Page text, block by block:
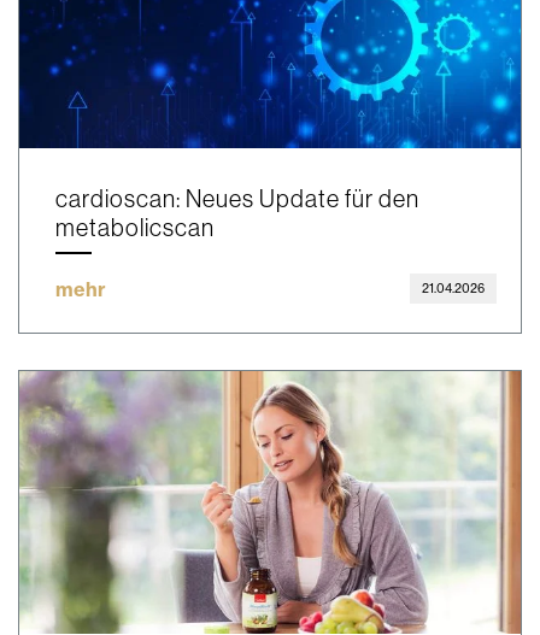
cardioscan: Neues Update für den
metabolicscan
mehr 21.04.2026